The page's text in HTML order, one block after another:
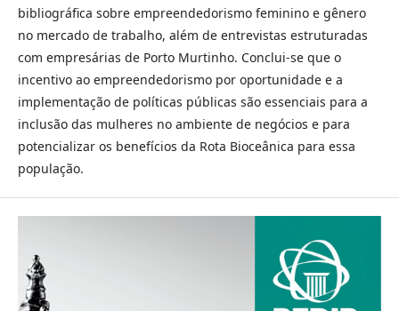
bibliográfica sobre empreendedorismo feminino e gênero
no mercado de trabalho, além de entrevistas estruturadas
com empresárias de Porto Murtinho. Conclui-se que o
incentivo ao empreendedorismo por oportunidade e a
implementação de políticas públicas são essenciais para a
inclusão das mulheres no ambiente de negócios e para
potencializar os benefícios da Rota Bioceânica para essa
população.